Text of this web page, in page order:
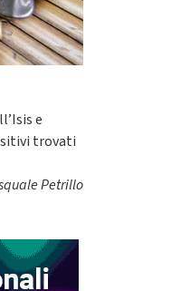
e
trovati
Petrillo